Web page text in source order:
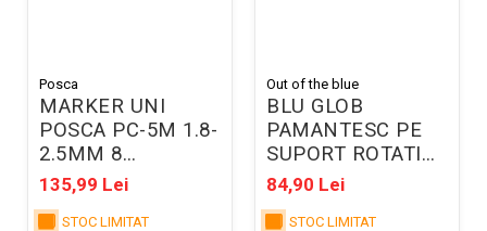
Posca
MARKER UNI
POSCA PC-5M 1.8-
2.5MM 8
CULORI/SET
M1486
135,99 Lei
STOC LIMITAT
Out of the blue
BLU GLOB
PAMANTESC PE
SUPORT ROTATIV
29/2919
84,90 Lei
STOC LIMITAT